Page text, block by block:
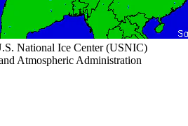
National Ice Center (USNIC)
Atmospheric Administration